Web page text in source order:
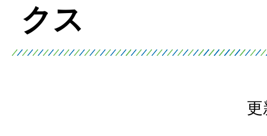
クス